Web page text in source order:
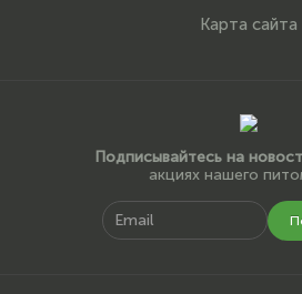
Карта сайта
Подписывайтесь на
акциях нашего